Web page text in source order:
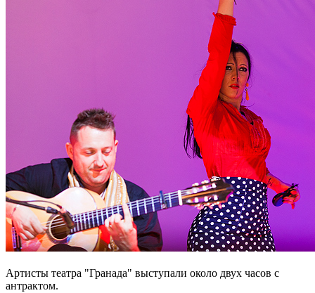
Артисты театра "Гранада" выступали около двух часов с
антрактом.